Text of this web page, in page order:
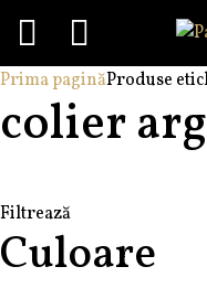
Skip
content
Menu
Prima paginăProduse
colier
Filtrează
Culoare